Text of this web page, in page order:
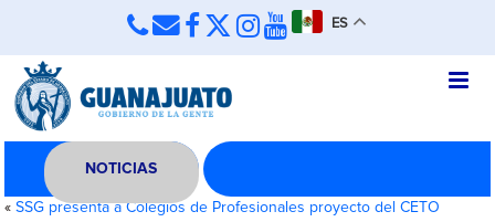
ES
NOTICIAS
«SSG presenta a Colegios de Profesionales proyecto del CETO